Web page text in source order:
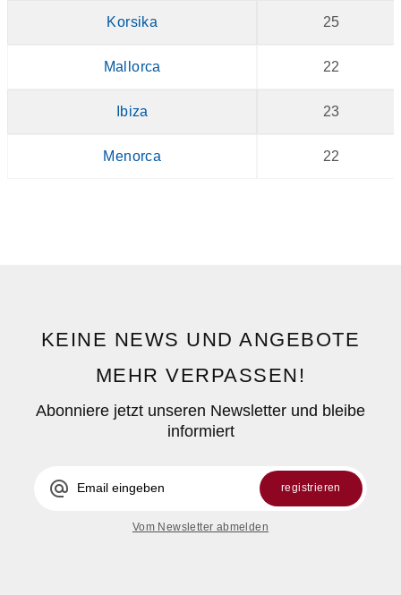
Korsika 25
Mallorca 22
Ibiza 23
Menorca 22
KEINE NEWS UND ANGEBOTE
MEHR VERPASSEN!
Abonniere jetzt unseren Newsletter und bleibe
informiert
alternate_email registrieren
Vom Newsletter abmelden